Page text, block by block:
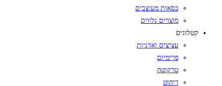
כסאות מעוצבים
מוצרים נלווים
קטלוגים
עציצים ואדניות
פרימיום
טרקוטה
ריהוט